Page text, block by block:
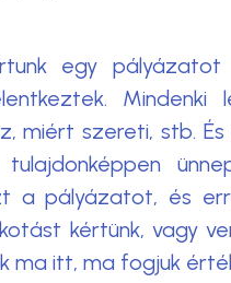
egy pályázatot
Mindenki
miért szereti, stb.
a pályázatot, és
kértünk, vagy
ma itt, ma fogjuk